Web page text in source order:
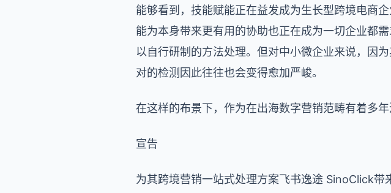
能够看到，技能赋能正在益发成为生长型跨境电商
能为本身带来更有用的协助也正在成为一切企业都
以自行研制的方法处理。但对中小微企业来说，因
对的检测因此往往也会变得愈加严峻。
在这样的布景下，作为在出海数字营销范畴有着多
宣告
为其跨境营销一站式处理方案飞书逸途 SinoClick